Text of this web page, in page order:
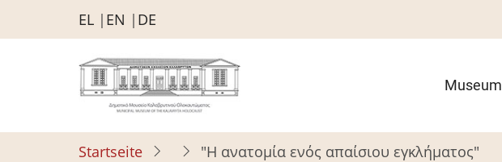
zum
EL EN DE
Museum
Startseite "Η ανατομία ενός απαίσιου εγκλήματος"